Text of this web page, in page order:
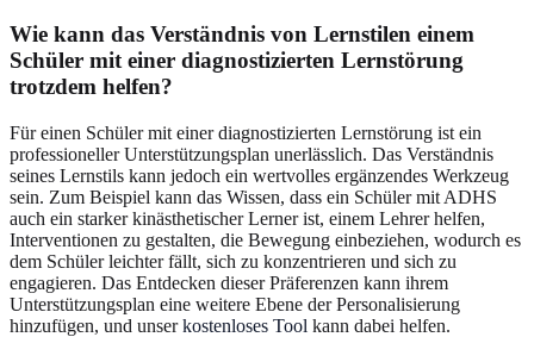
Wie kann das Verständnis von Lernstilen einem
Schüler mit einer diagnostizierten Lernstörung
trotzdem helfen?
Für einen Schüler mit einer diagnostizierten Lernstörung ist ein
professioneller Unterstützungsplan unerlässlich. Das Verständnis
seines Lernstils kann jedoch ein wertvolles ergänzendes Werkzeug
sein. Zum Beispiel kann das Wissen, dass ein Schüler mit ADHS
auch ein starker kinästhetischer Lerner ist, einem Lehrer helfen,
Interventionen zu gestalten, die Bewegung einbeziehen, wodurch es
dem Schüler leichter fällt, sich zu konzentrieren und sich zu
engagieren. Das Entdecken dieser Präferenzen kann ihrem
Unterstützungsplan eine weitere Ebene der Personalisierung
hinzufügen, und unserkostenloses Tool kann dabei helfen.